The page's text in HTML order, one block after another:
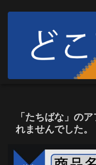
「たちばな」の
れませんでした。